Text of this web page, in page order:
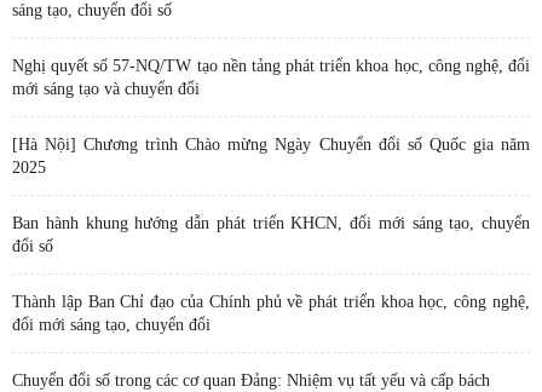
sáng tạo, chuyển đổi số
Nghị quyết số 57-NQ/TW tạo nền tảng phát triển khoa học, công nghệ, đổi
mới sáng tạo và chuyển đổi
[Hà Nội] Chương trình Chào mừng Ngày Chuyển đổi số Quốc gia năm
2025
Ban hành khung hướng dẫn phát triển KHCN, đổi mới sáng tạo, chuyển
đổi số
Thành lập Ban Chỉ đạo của Chính phủ về phát triển khoa học, công nghệ,
đổi mới sáng tạo, chuyển đổi
Chuyển đổi số trong các cơ quan Đảng: Nhiệm vụ tất yếu và cấp bách